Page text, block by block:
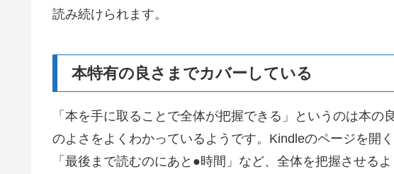
読み続けられます。
本特有の良さまでカバーしている
「本を手に取ることで全体が把握できる」というのは本
のよさをよくわかっているようです。Kindleのページを開
「最後まで読むのにあと●時間」など、全体を把握させる